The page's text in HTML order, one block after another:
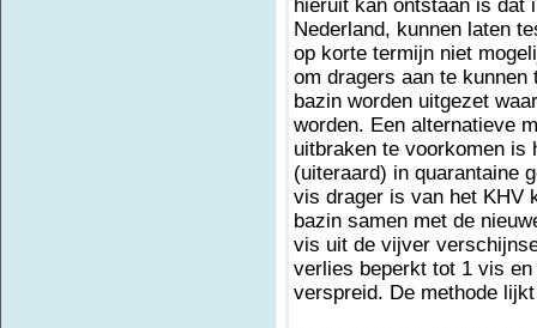
hieruit kan ontstaan is dat
Nederland, kunnen laten
op korte termijn niet
om dragers aan te
bazin worden uitgezet
worden. Een alternatieve
uitbraken te voorkomen is
(uiteraard) in quarantaine
vis drager is van het KHV
bazin samen met de
vis uit de vijver
verlies beperkt tot 1 vis
verspreid. De methode